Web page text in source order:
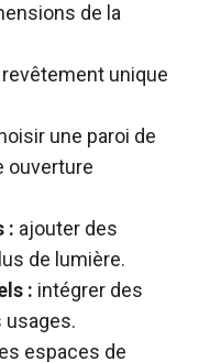
de la
unique
une paroi de
ouverture
: ajouter des
de lumière.
: intégrer des
usages.
espaces de